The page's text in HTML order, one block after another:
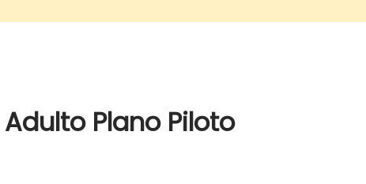
Plano Piloto